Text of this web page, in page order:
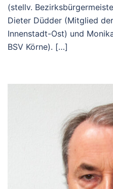
(stellv.
Dieter Düdder (Mitglied
Innenstadt-Ost) und
BSV Körne). […]